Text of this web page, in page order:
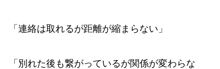
「連絡は取れるが距離が縮まらない」
「別れた後も繋がっているが関係が変わらな